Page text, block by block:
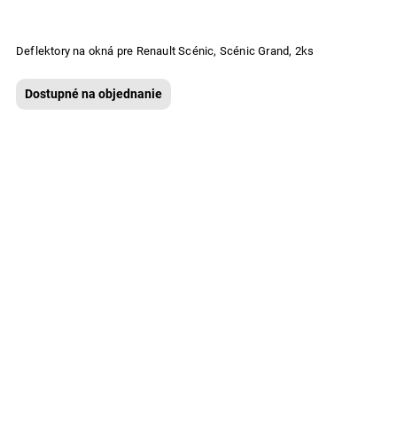
Deflektory na okná pre Renault Scénic, Scénic Grand, 2ks
Dostupné na objednanie